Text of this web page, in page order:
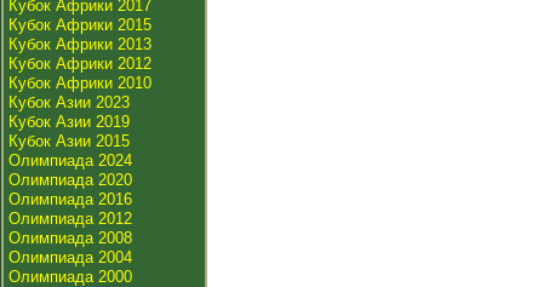
Кубок Африки 2017
Кубок Африки 2015
Кубок Африки 2013
Кубок Африки 2012
Кубок Африки 2010
Кубок Азии 2023
Кубок Азии 2019
Кубок Азии 2015
Олимпиада 2024
Олимпиада 2020
Олимпиада 2016
Олимпиада 2012
Олимпиада 2008
Олимпиада 2004
Олимпиада 2000